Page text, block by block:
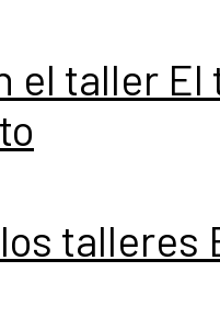
el taller
talleres